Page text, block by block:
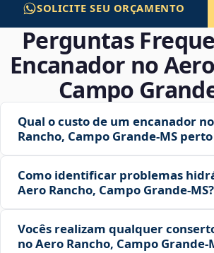
SOLICITE SEU ORÇAMENTO
Perguntas
Encanador no
Campo
Qual o custo de um encanador
Rancho, Campo Grande‑MS
Como identificar problemas
Aero Rancho, Campo Grande‑MS?
Vocês realizam qualquer
no Aero Rancho, Campo